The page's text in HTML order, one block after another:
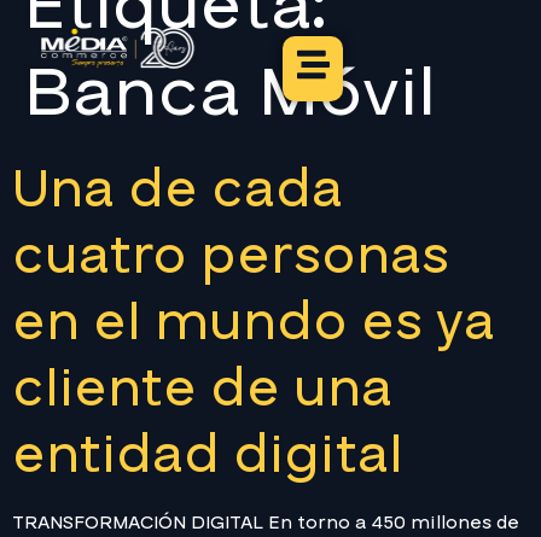
Banca Móvil
Una de cada
cuatro personas
en el mundo es ya
cliente de una
entidad digital
TRANSFORMACIÓN DIGITAL En torno a 450 millones de